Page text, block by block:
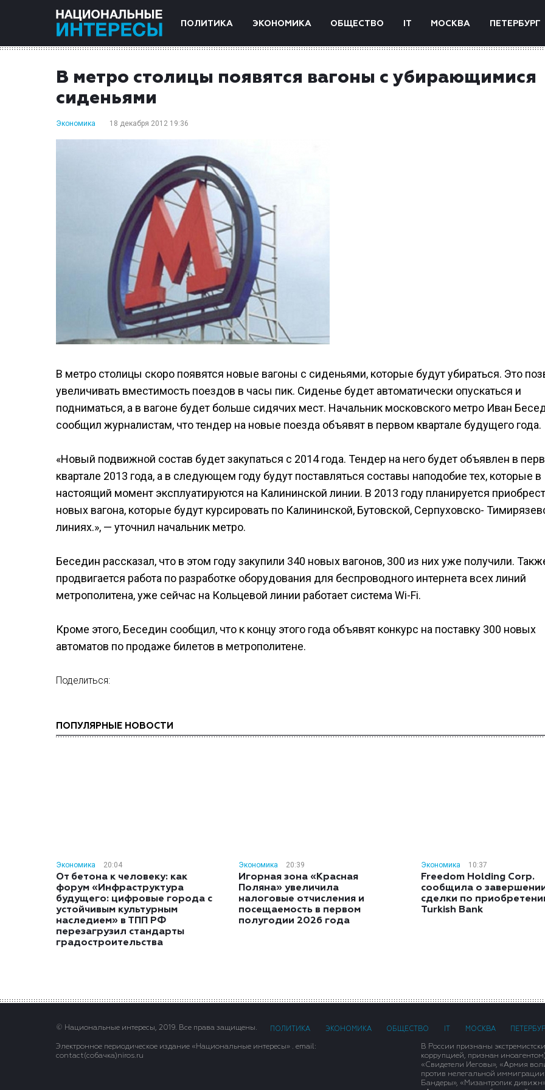
ПОЛИТИКА ЭКОНОМИКА ОБЩЕСТВО IT МОСКВА ПЕТЕРБУРГ
В метро столицы появятся вагоны с убирающимися
сиденьями
Экономика 18 декабря 2012 19:36
В метро столицы скоро появятся новые вагоны с сиденьями, которые будут убираться. Это
увеличивать вместимость поездов в часы пик. Сиденье будет автоматически опускаться и
подниматься, а в вагоне будет больше сидячих мест. Начальник московского метро Иван
сообщил журналистам, что тендер на новые поезда объявят в первом квартале будущего года.
«Новый подвижной состав будет закупаться с 2014 года. Тендер на него будет объявлен в
квартале 2013 года, а в следующем году будут поставляться составы наподобие тех, которые в
настоящий момент эксплуатируются на Калининской линии. В 2013 году планируется
новых вагона, которые будут курсировать по Калининской, Бутовской, Серпуховско-
линиях.», — уточнил начальник метро.
Беседин рассказал, что в этом году закупили 340 новых вагонов, 300 из них уже получили.
продвигается работа по разработке оборудования для беспроводного интернета всех линий
метрополитена, уже сейчас на Кольцевой линии работает система Wi-Fi.
Кроме этого, Беседин сообщил, что к концу этого года объявят конкурс на поставку 300 новых
автоматов по продаже билетов в метрополитене.
Поделиться:
ПОПУЛЯРНЫЕ НОВОСТИ
Экономика 20:04
От бетона к человеку: как
форум «Инфраструктура
будущего: цифровые города с
устойчивым культурным
наследием» в ТПП РФ
перезагрузил стандарты
градостроительства
Экономика 20:39
Игорная зона «Красная
Поляна» увеличила
налоговые отчисления и
посещаемость в первом
полугодии 2026 года
Экономика 10:37
Freedom Holding Corp.
сообщила о
сделки по
Turkish Bank
© Национальные интересы, 2019. Все права защищены. ПОЛИТИКА ЭКОНОМИКА ОБЩЕСТВО МОСКВА
Электронное периодическое издание «Национальные интересы» . email:
contact(сoбaчка)niros.ru
В России признаны
коррупцией, признан
«Свидетели Иеговы», «Армия
против нелегальной
Бандеры», «Мизантропик